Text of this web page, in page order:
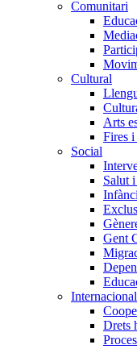
Comunitari
Cultural
Arts
Fires i
Social
Salut
Gent
Internacional
Drets